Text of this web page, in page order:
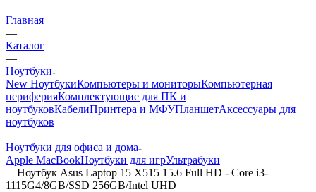
Главная
—
Каталог
—
Ноутбуки
New НоутбукиКомпьютеры и мониторыКомпьютерная
периферияКомплектующие для ПК и
ноутбуковКабелиПринтера и МФУПланшетАксессуары для
ноутбуков
—
Ноутбуки для офиса и дома
Apple MacBookНоутбуки для игрУльтрабуки
—Ноутбук Asus Laptop 15 X515 15.6 Full HD - Core i3-
1115G4/8GB/SSD 256GB/Intel UHD